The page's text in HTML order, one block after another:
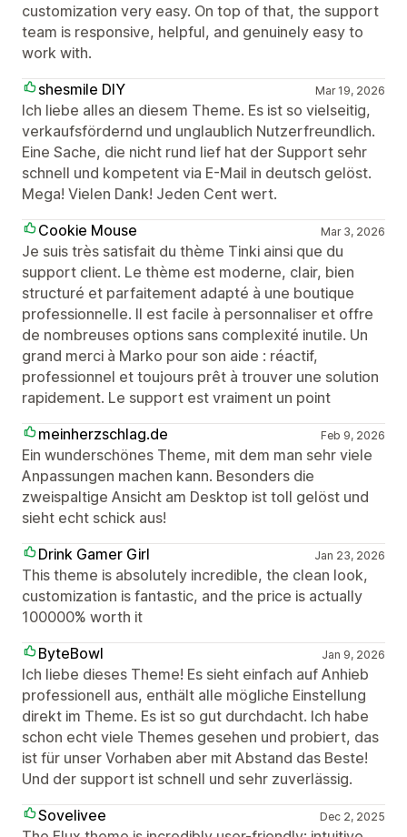
customization very easy. On top of that, the support
team is responsive, helpful, and genuinely easy to
work with.
shesmile DIY
Mar 19, 2026
Ich liebe alles an diesem Theme. Es ist so vielseitig,
verkaufsfördernd und unglaublich Nutzerfreundlich.
Eine Sache, die nicht rund lief hat der Support sehr
schnell und kompetent via E-Mail in deutsch gelöst.
Mega! Vielen Dank! Jeden Cent wert.
Cookie Mouse
Mar 3, 2026
Je suis très satisfait du thème Tinki ainsi que du
support client. Le thème est moderne, clair, bien
structuré et parfaitement adapté à une boutique
professionnelle. Il est facile à personnaliser et offre
de nombreuses options sans complexité inutile. Un
grand merci à Marko pour son aide : réactif,
professionnel et toujours prêt à trouver une solution
rapidement. Le support est vraiment un point
meinherzschlag.de
Feb 9, 2026
Ein wunderschönes Theme, mit dem man sehr viele
Anpassungen machen kann. Besonders die
zweispaltige Ansicht am Desktop ist toll gelöst und
sieht echt schick aus!
Drink Gamer Girl
Jan 23, 2026
This theme is absolutely incredible, the clean look,
customization is fantastic, and the price is actually
100000% worth it
ByteBowl
Jan 9, 2026
Ich liebe dieses Theme! Es sieht einfach auf Anhieb
professionell aus, enthält alle mögliche Einstellung
direkt im Theme. Es ist so gut durchdacht. Ich habe
schon echt viele Themes gesehen und probiert, das
ist für unser Vorhaben aber mit Abstand das Beste!
Und der support ist schnell und sehr zuverlässig.
Sovelivee
Dec 2, 2025